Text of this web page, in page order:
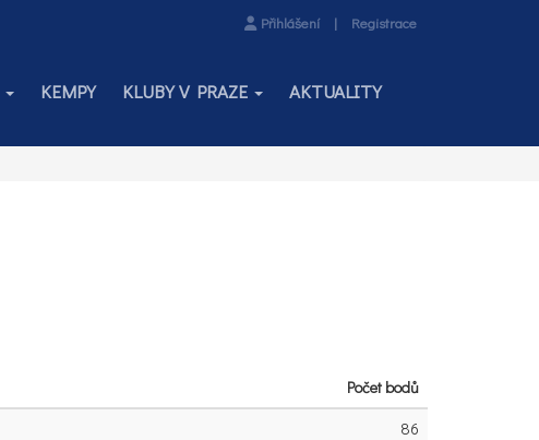
Přihlášení | Registrace
KEMPY KLUBY V PRAZE AKTUALITY
Počet bodů
86